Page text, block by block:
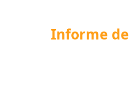
Informe de